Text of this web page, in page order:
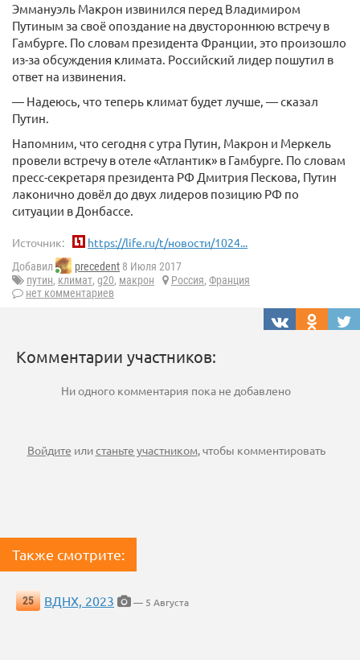
Эммануэль Макрон извинился перед Владимиром
Путиным за своё опоздание на двустороннюю встречу в
Гамбурге. По словам президента Франции, это произошло
из-за обсуждения климата. Российский лидер пошутил в
ответ на извинения.
— Надеюсь, что теперь климат будет лучше, — сказал
Путин.
Напомним, что сегодня с утра Путин, Макрон и Меркель
провели встречу в отеле «Атлантик» в Гамбурге. По словам
пресс-секретаря президента РФ Дмитрия Пескова, Путин
лаконично довёл до двух лидеров позицию РФ по
ситуации в Донбассе.
Источник: https://life.ru/t/новости/1024...
Добавил precedent 8 Июля 2017
путин, климат, g20, макрон Россия, Франция
нет комментариев
Комментарии участников:
Ни одного комментария пока не добавлено
Войдите илистаньте участником, чтобы комментировать
Также смотрите:
25 ВДНХ, 2023 — 5 Августа